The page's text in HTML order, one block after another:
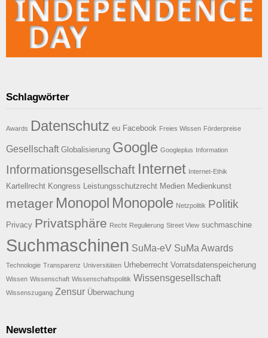
Schlagwörter
Awards Datenschutz eu Facebook Freies Wissen Förderpreise
Gesellschaft Globalisierung Google Googleplus Information
Informationsgesellschaft Internet Internet-Ethik
Kartellrecht Kongress Leistungsschutzrecht Medien Medienkunst
metager Monopol Monopole Netzpolitik Politik
Privacy Privatsphäre Recht Regulierung Street View suchmaschine
Suchmaschinen SuMa-eV SuMa Awards
Technologie Transparenz Universitäten Urheberrecht Vorratsdatenspeicherung
Wissen Wissenschaft Wissenschaftspolitik Wissensgesellschaft
Wissenszugang Zensur Überwachung
Newsletter